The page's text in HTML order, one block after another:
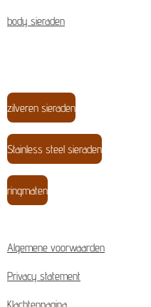
body sieraden
zilveren sieraden
Stainless steel sieraden
ringmaten
Algemene voorwaarden
Privacy statement